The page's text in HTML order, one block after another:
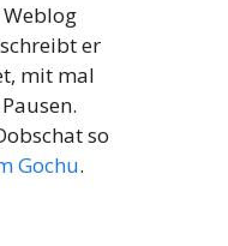
er
mit mal
so
Gochu.